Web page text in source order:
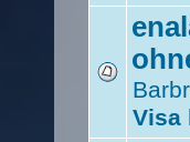
Visa